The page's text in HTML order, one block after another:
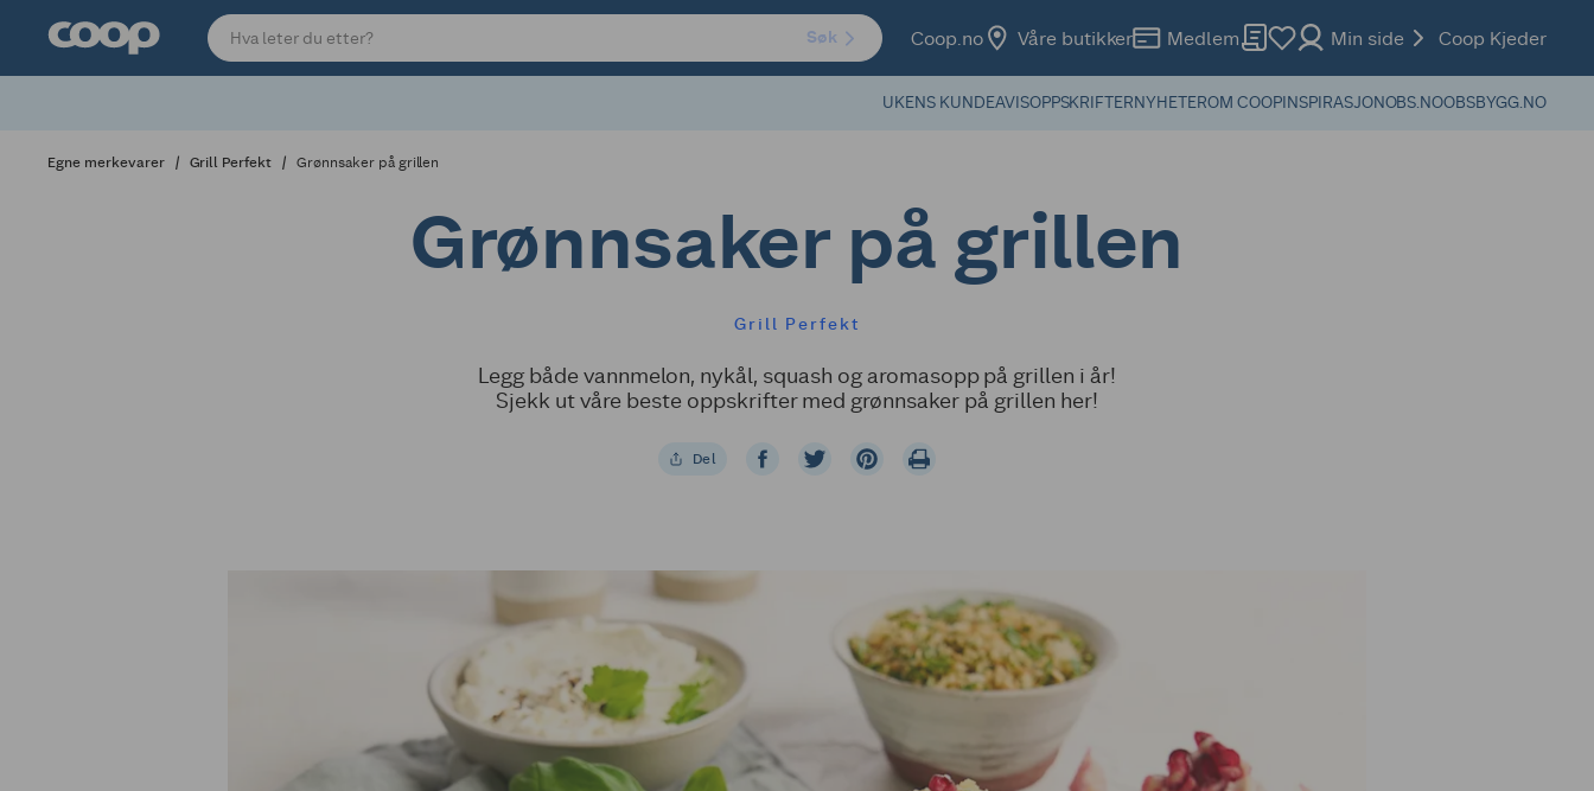
Søk Coop.no Våre butikker Medlem Min side Coop Kjeder
UKENS KUNDEAVISOPPSKRIFTERNYHETEROM COOPINSPIRASJONOBS.NOOBSBYGG.NO
Egne merkevarer Grill Perfekt Grønnsaker på grillen
Grønnsaker på grillen
Grill Perfekt
Legg både vannmelon, nykål, squash og aromasopp på grillen i år!
Sjekk ut våre beste oppskrifter med grønnsaker på grillen her!
Del